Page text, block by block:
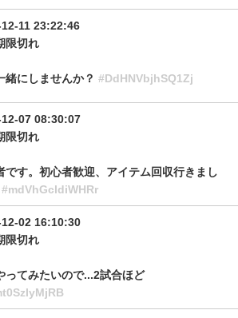
11 23:22:46
限切れ
緒にしませんか？ #DdHNVbjhSQ1Zj
07 08:30:07
限切れ
です。初心者歓迎、アイテム回収行きまし
#mdVhGcldiWHRr
02 16:10:30
限切れ
ってみたいので...2試合ほど